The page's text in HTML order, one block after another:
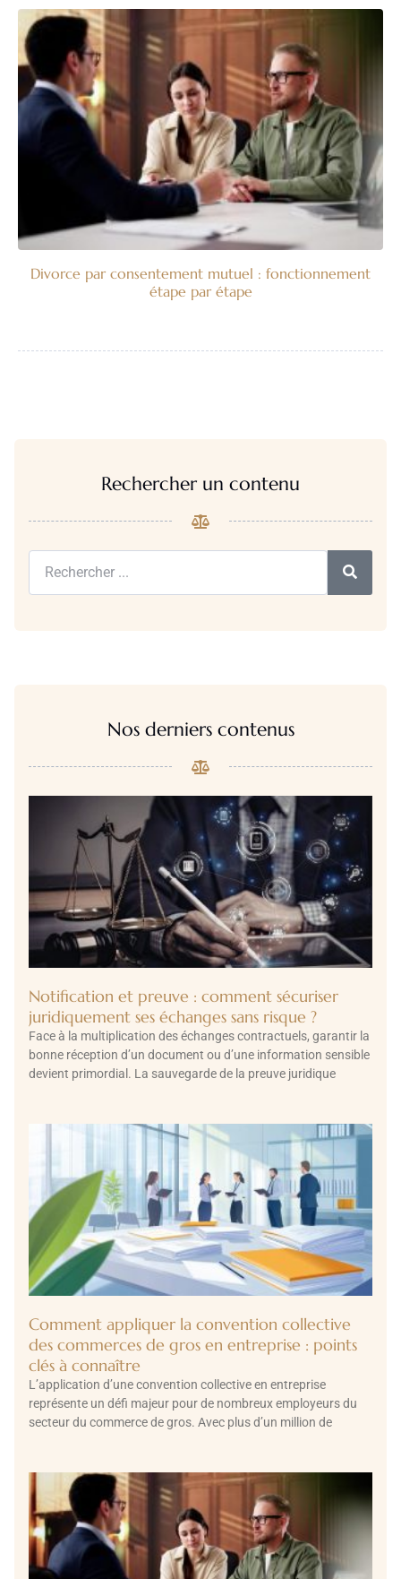
Divorce par consentement mutuel : fonctionnement
étape par étape
Rechercher un contenu
Nos derniers contenus
Notification et preuve : comment sécuriser
juridiquement ses échanges sans risque ?
Face à la multiplication des échanges contractuels, garantir la
bonne réception d’un document ou d’une information sensible
devient primordial. La sauvegarde de la preuve juridique
Comment appliquer la convention collective
des commerces de gros en entreprise : points
clés à connaître
L’application d’une convention collective en entreprise
représente un défi majeur pour de nombreux employeurs du
secteur du commerce de gros. Avec plus d’un million de